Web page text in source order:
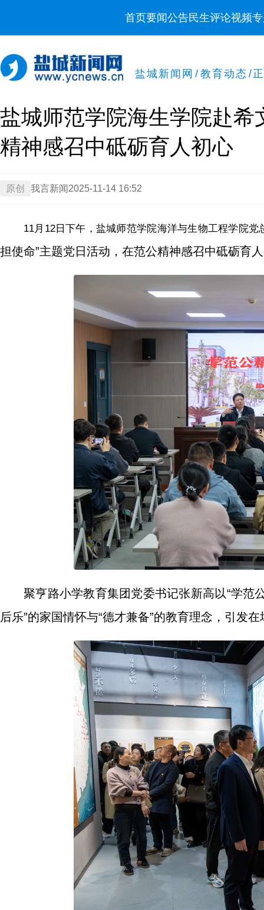
首页要闻公告民生评论视频
盐城新闻网 / 教育动态 /
盐城师范学院海生学院赴
精神感召中砥砺育人初心
原创 我言新闻 2025-11-14 16:52
11月12日下午，盐城师范学院海洋与生物工程学院
担使命”主题党日活动，在范公精神感召中砥砺育
聚亨路小学教育集团党委书记张新高以“学范
后乐”的家国情怀与“德才兼备”的教育理念，引发